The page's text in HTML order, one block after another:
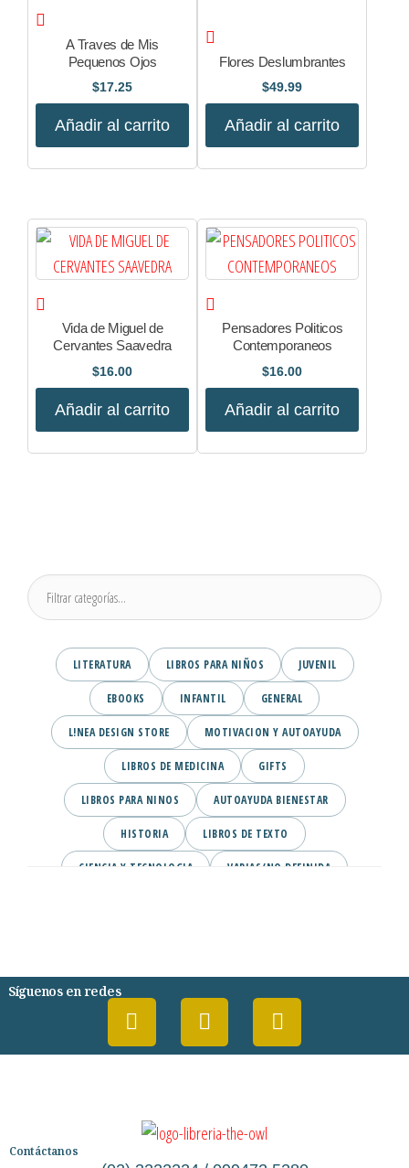
A Traves de Mis
Pequenos Ojos
$17.25
Añadir al carrito
Flores Deslumbrantes
$49.99
Añadir al carrito
Vida de Miguel de
Cervantes Saavedra
$16.00
Añadir al carrito
Pensadores Politicos
Contemporaneos
$16.00
Añadir al carrito
LITERATURA LIBROS PARA NIÑOS JUVENIL
EBOOKS INFANTIL GENERAL
L!NEA DESIGN STORE MOTIVACION Y AUTOAYUDA
LIBROS DE MEDICINA GIFTS
LIBROS PARA NINOS AUTOAYUDA BIENESTAR
HISTORIA LIBROS DE TEXTO
CIENCIA Y TECNOLOGIA VARIAS/NO DEFINIDA
Síguenos en redes
Contáctanos